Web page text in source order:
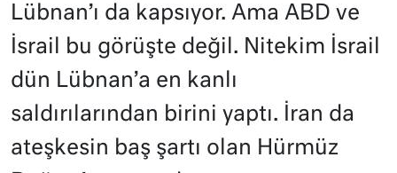
Lübnan’ı da kapsıyor. Ama ABD ve
İsrail bu görüşte değil. Nitekim İsrail
dün Lübnan’a en kanlı
saldırılarından birini yaptı. İran da
ateşkesin baş şartı olan Hürmüz